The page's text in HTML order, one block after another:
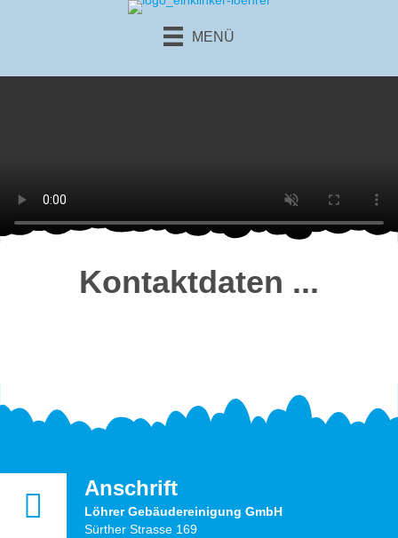
MENÜ
Kontakt­daten ...
Anschrift
Löhrer Gebäudereinigung GmbH
Sürther Strasse 169